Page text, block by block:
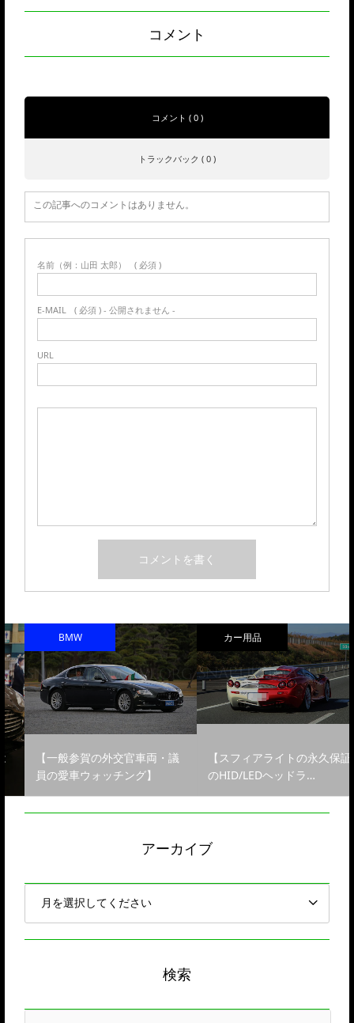
コメント
コメント ( 0 )
トラックバック ( 0 )
この記事へのコメントはありません。
名前（例：山田 太郎） ( 必須 )
E-MAIL ( 必須 ) - 公開されません -
URL
BMW
【一般参賀の外交官車両・議
員の愛車ウォッチング】
カー用品
【スフィアライトの永久保証
のHID/LEDヘッドラ…
アーカイブ
検索